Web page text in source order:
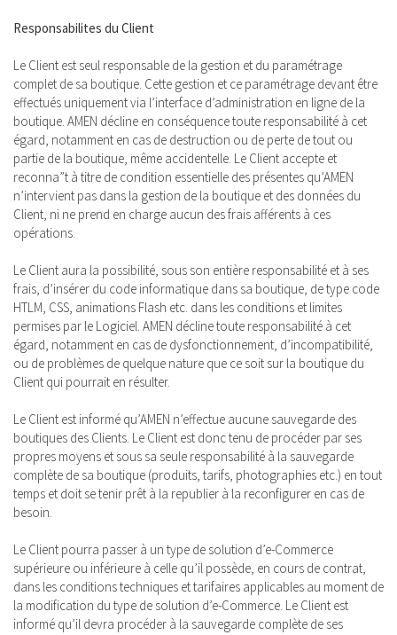
Responsabilites du Client
Le Client est seul responsable de la gestion et du paramétrage
complet de sa boutique. Cette gestion et ce paramétrage devant être
effectués uniquement via l’interface d’administration en ligne de la
boutique. AMEN décline en conséquence toute responsabilité à cet
égard, notamment en cas de destruction ou de perte de tout ou
partie de la boutique, même accidentelle. Le Client accepte et
reconna”t à titre de condition essentielle des présentes qu’AMEN
n’intervient pas dans la gestion de la boutique et des données du
Client, ni ne prend en charge aucun des frais afférents à ces
opérations.
Le Client aura la possibilité, sous son entière responsabilité et à ses
frais, d’insérer du code informatique dans sa boutique, de type code
HTLM, CSS, animations Flash etc. dans les conditions et limites
permises par le Logiciel. AMEN décline toute responsabilité à cet
égard, notamment en cas de dysfonctionnement, d’incompatibilité,
ou de problèmes de quelque nature que ce soit sur la boutique du
Client qui pourrait en résulter.
Le Client est informé qu’AMEN n’effectue aucune sauvegarde des
boutiques des Clients. Le Client est donc tenu de procéder par ses
propres moyens et sous sa seule responsabilité à la sauvegarde
complète de sa boutique (produits, tarifs, photographies etc.) en tout
temps et doit se tenir prêt à la republier à la reconfigurer en cas de
besoin.
Le Client pourra passer à un type de solution d’e-Commerce
supérieure ou inférieure à celle qu’il possède, en cours de contrat,
dans les conditions techniques et tarifaires applicables au moment de
la modification du type de solution d’e-Commerce. Le Client est
informé qu’il devra procéder à la sauvegarde complète de ses